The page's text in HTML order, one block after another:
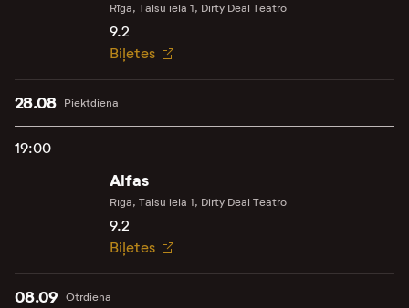
Rīga, Talsu iela 1, Dirty Deal Teatro
9.2
Biļetes
Piektdiena
28.08
19:00
Alfas
Rīga, Talsu iela 1, Dirty Deal Teatro
9.2
Biļetes
Otrdiena
08.09